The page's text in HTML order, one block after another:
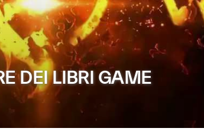
DEI LIBRI GAME